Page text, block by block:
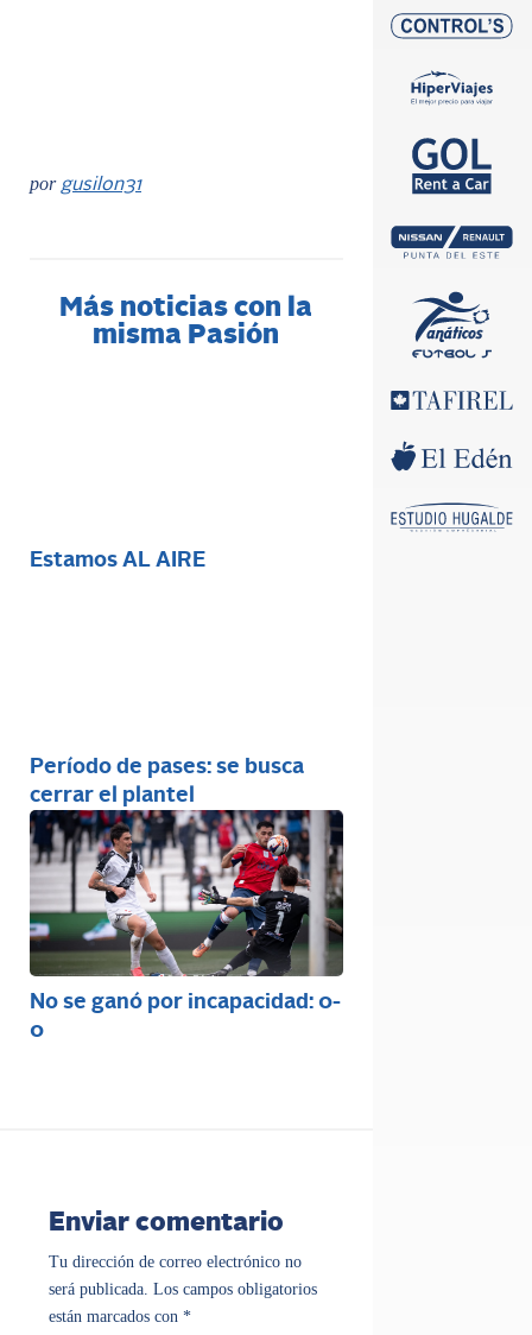
porgusilon31
Más noticias con la
misma Pasión
Estamos AL AIRE
Período de pases: se busca
cerrar el plantel
No se ganó por incapacidad: 0-
0
Enviar comentario
Tu dirección de correo electrónico no
será publicada. Los campos obligatorios
están marcados con *